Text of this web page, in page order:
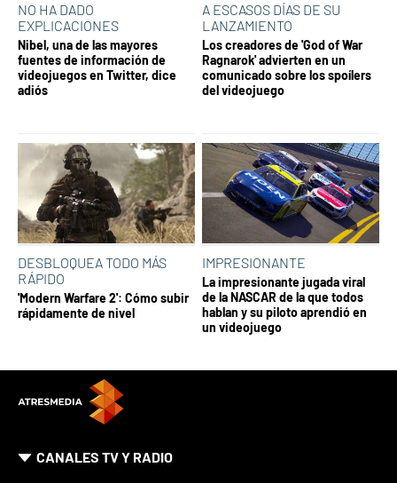
NO HA DADO
EXPLICACIONES
Nibel, una de las mayores
fuentes de información de
videojuegos en Twitter, dice
adiós
A ESCASOS DÍAS DE SU
LANZAMIENTO
Los creadores de 'God of War
Ragnarok' advierten en un
comunicado sobre los spoílers
del videojuego
DESBLOQUEA TODO MÁS
RÁPIDO
'Modern Warfare 2': Cómo subir
rápidamente de nivel
IMPRESIONANTE
La impresionante jugada viral
de la NASCAR de la que todos
hablan y su piloto aprendió en
un videojuego
CANALES TV Y RADIO